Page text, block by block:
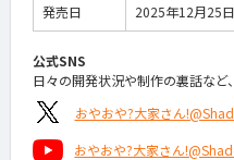
発売日 2025年12月25日
公式SNS
日々の開発状況や制作の裏話など
おやおや?大家さん
おやおや?大家さん